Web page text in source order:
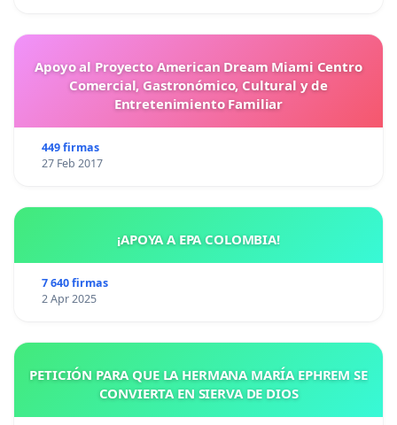
Apoyo al Proyecto American Dream Miami Centro
Comercial, Gastronómico, Cultural y de
Entretenimiento Familiar
449 firmas
27 Feb 2017
¡APOYA A EPA COLOMBIA!
7 640 firmas
2 Apr 2025
PETICIÓN PARA QUE LA HERMANA MARÍA EPHREM SE
CONVIERTA EN SIERVA DE DIOS